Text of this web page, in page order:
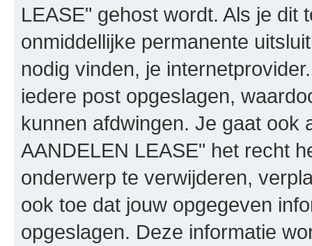
LEASE" gehost wordt. Als je dit
onmiddellijke permanente
nodig vinden, je
iedere post opgeslagen,
kunnen afdwingen. Je gaat ook
AANDELEN LEASE" het recht
onderwerp te verwijderen,
ook toe dat jouw opgegeven
opgeslagen. Deze informatie